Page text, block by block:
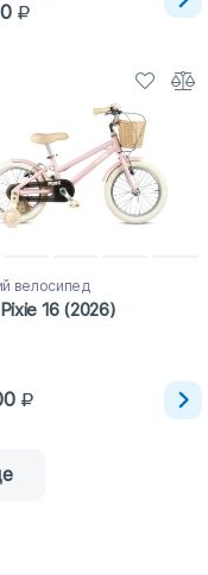
велосипед
16 (2026)